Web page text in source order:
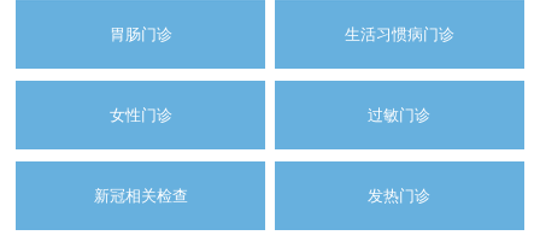
胃肠门诊 生活习惯病门诊
女性门诊 过敏门诊
新冠相关检查 发热门诊